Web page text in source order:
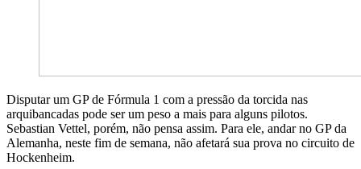
Disputar um GP de Fórmula 1 com a pressão da torcida nas
arquibancadas pode ser um peso a mais para alguns pilotos.
Sebastian Vettel, porém, não pensa assim. Para ele, andar no GP da
Alemanha, neste fim de semana, não afetará sua prova no circuito de
Hockenheim.